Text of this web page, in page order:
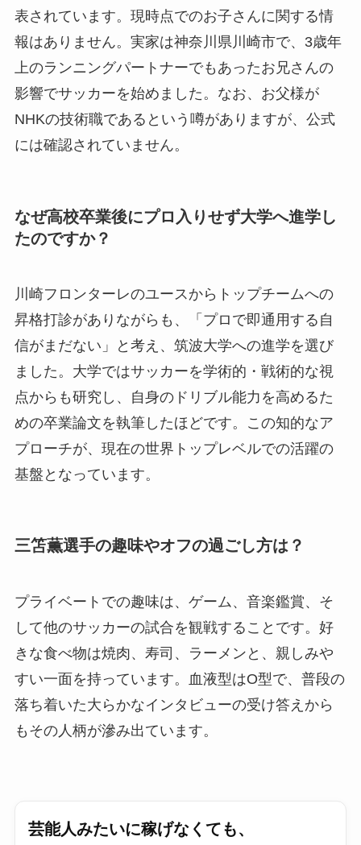
表されています。現時点でのお子さんに関する情
報はありません。実家は神奈川県川崎市で、3歳年
上のランニングパートナーでもあったお兄さんの
影響でサッカーを始めました。なお、お父様が
NHKの技術職であるという噂がありますが、公式
には確認されていません。
なぜ高校卒業後にプロ入りせず大学へ進学し
たのですか？
川崎フロンターレのユースからトップチームへの
昇格打診がありながらも、「プロで即通用する自
信がまだない」と考え、筑波大学への進学を選び
ました。大学ではサッカーを学術的・戦術的な視
点からも研究し、自身のドリブル能力を高めるた
めの卒業論文を執筆したほどです。この知的なア
プローチが、現在の世界トップレベルでの活躍の
基盤となっています。
三笘薫選手の趣味やオフの過ごし方は？
プライベートでの趣味は、ゲーム、音楽鑑賞、そ
して他のサッカーの試合を観戦することです。好
きな食べ物は焼肉、寿司、ラーメンと、親しみや
すい一面を持っています。血液型はO型で、普段の
落ち着いた大らかなインタビューの受け答えから
もその人柄が滲み出ています。
芸能人みたいに稼げなくても、